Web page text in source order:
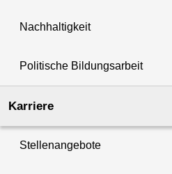
Nachhaltigkeit
Politische Bildungsarbeit
Karriere
Stellenangebote